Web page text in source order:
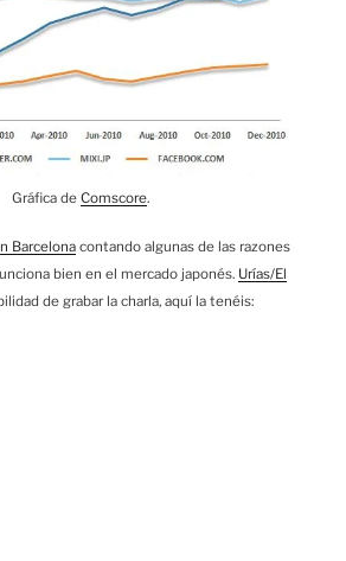
Gráfica de Comscore.
Barcelona contando algunas de las razones
bien en el mercado japonés. Urías/El
de grabar la charla, aquí la tenéis: